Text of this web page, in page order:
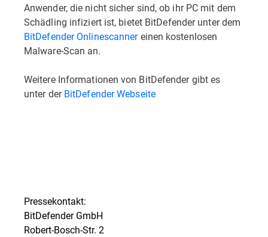
Anwender, die nicht sicher sind, ob ihr PC mit dem
Schädling infiziert ist, bietet BitDefender unter dem
BitDefender Onlinescannereinen kostenlosen
Malware-Scan an.
Weitere Informationen von BitDefender gibt es
unter derBitDefender Webseite
Pressekontakt:
BitDefender GmbH
Robert-Bosch-Str. 2